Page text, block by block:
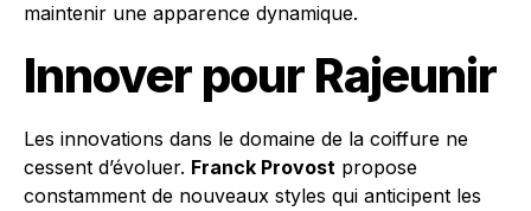
maintenir une apparence dynamique.
Innover pour Rajeunir
Les innovations dans le domaine de la coiffure ne
cessent d’évoluer. Franck Provost propose
constamment de nouveaux styles qui anticipent les